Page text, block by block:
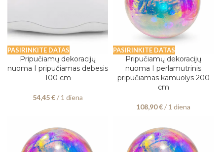
PASIRINKITE DATAS
Pripučiamų dekoracijų
nuoma I pripučiamas debesis
100 cm
54,45€/ 1 diena
PASIRINKITE DATAS
Pripučiamų dekoracijų
nuoma I perlamutrinis
pripučiamas kamuolys 200
cm
108,90€/ 1 diena